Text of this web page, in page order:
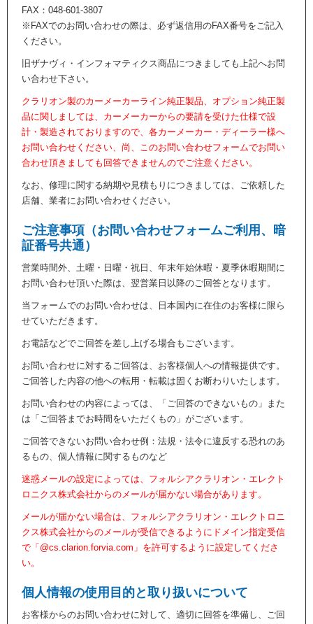
FAX：048-601-3807
※FAXでのお問い合わせの際は、必ず返信用のFAX番号をご記入
ください。
旧ザナヴィ・インフォマティクス商品につきましても上記へお問
い合わせ下さい。
クラリオン製のカーメーカーライン純正製品、オプション純正製
品に関しましては、カーメーカーからの要請を受けた仕様で設
計・製造されておりますので、各カーメーカー・ディーラー様へ
お問い合わせください、尚、このお問い合わせフォームでお問い
合わせ頂きましても回答できませんのでご注意ください。
なお、修理に関する納期や見積もりにつきましては、ご依頼した
店舗、業者にお問い合わせください。
ご注意事項（お問い合わせフォームご利用、暗
証番号共通）
営業時間外、土曜・日曜・祝日、年末年始休暇・夏季休暇期間に
お問い合わせ頂いた際は、翌営業日以降のご回答となります。
当フォームでのお問い合わせは、日本国内に在住のお客様に限ら
せていただきます。
お電話などでご回答を差し上げる場合もございます。
お問い合わせに対するご回答は、お客様個人への情報提供です。
ご回答した内容の他への転用・転載は固くお断わりいたします。
お問い合わせの内容によっては、「ご回答のできないもの」また
は「ご回答までお時間をいただくもの」がございます。
ご回答できないお問い合わせ例：法規・法令に違反する恐れのあ
るもの、個人情報に関するものなど
迷惑メールの設定によっては、フォルシアクラリオン・エレクト
ロニクス株式会社からのメールが届かない場合があります。
メールが届かない場合は、フォルシアクラリオン・エレクトロニ
クス株式会社からのメールが受信できるようにドメイン指定受信
で「@cs.clarion.forvia.com」を許可するように設定してくださ
い。
個人情報の使用目的と取り扱いについて
お客様からのお問い合わせに対して、適切に回答を準備し、ご回